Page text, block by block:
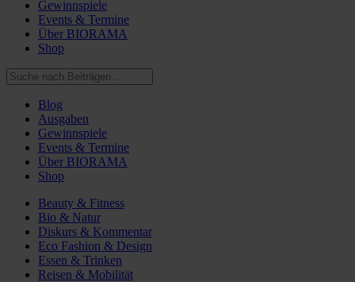
Gewinnspiele
Events & Termine
Über BIORAMA
Shop
Blog
Ausgaben
Gewinnspiele
Events & Termine
Über BIORAMA
Shop
Beauty & Fitness
Bio & Natur
Diskurs & Kommentar
Eco Fashion & Design
Essen & Trinken
Reisen & Mobilität